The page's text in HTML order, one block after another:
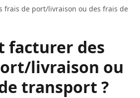
frais de port/livraison ou des frais de
facturer des
livraison ou
transport ?